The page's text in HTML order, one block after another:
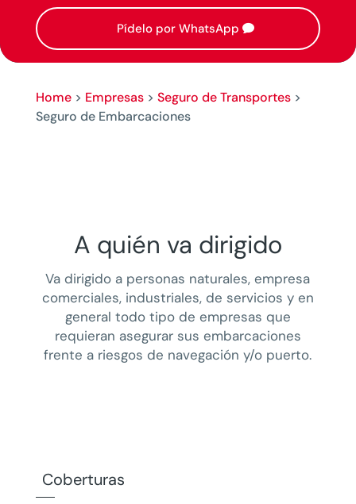
Pídelo por WhatsApp
Home> Empresas> Seguro de Transportes>
Seguro de Embarcaciones
A quién va dirigido
Va dirigido a personas naturales, empresa
comerciales, industriales, de servicios y en
general todo tipo de empresas que
requieran asegurar sus embarcaciones
frente a riesgos de navegación y/o puerto.
Coberturas